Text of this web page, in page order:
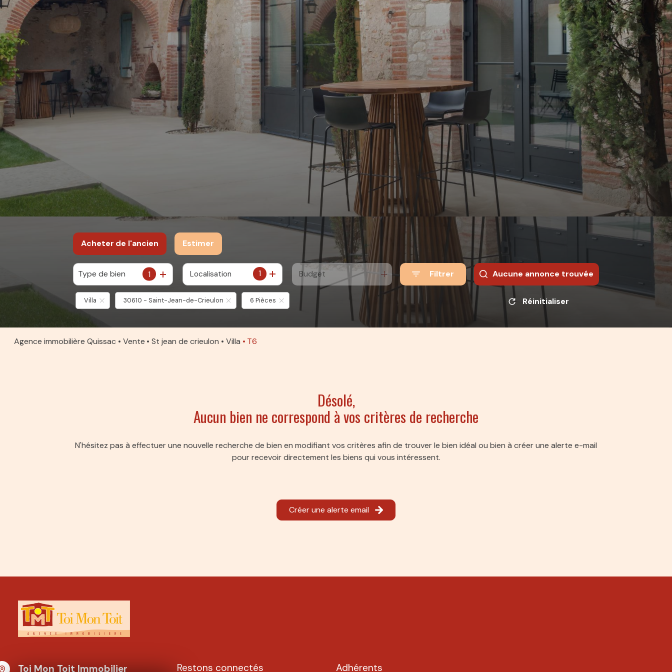
E-MAIL
ESTIMATION
CONTACT
Acheter de l'ancien
De l'ancien
Estimer
Type de bien 1 1
Localisation Budget Filtrer Aucune annonce trouvée
Villa 30610 - Saint-Jean-de-Crieulon 6 Pièces Réinitialiser
Agence immobilière Quissac Vente St jean de crieulon Villa T6
Désolé,
Aucun bien ne correspond à vos critères de recherche
N'hésitez pas à effectuer une nouvelle recherche de bien en modifiant vos critères afin de trouver le bien idéal ou bien à créer une alerte e-mail
pour recevoir directement les biens qui vous intéressent.
Créer une alerte email
Toi Mon Toit Immobilier Restons connectés Adhérents